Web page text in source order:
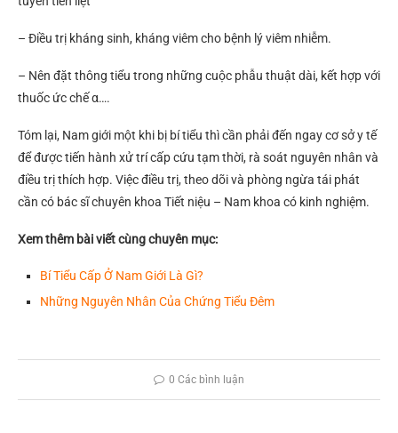
– Điều trị kháng sinh, kháng viêm cho bệnh lý viêm nhiễm.
– Nên đặt thông tiểu trong những cuộc phẫu thuật dài, kết hợp với
thuốc ức chế α….
Tóm lại, Nam giới một khi bị bí tiểu thì cần phải đến ngay cơ sở y tế
để được tiến hành xử trí cấp cứu tạm thời, rà soát nguyên nhân và
điều trị thích hợp. Việc điều trị, theo dõi và phòng ngừa tái phát
cần có bác sĩ chuyên khoa Tiết niệu – Nam khoa có kinh nghiệm.
Xem thêm bài viết cùng chuyên mục:
Bí Tiểu Cấp Ở Nam Giới Là Gì?
Những Nguyên Nhân Của Chứng Tiểu Đêm
0 Các bình luận